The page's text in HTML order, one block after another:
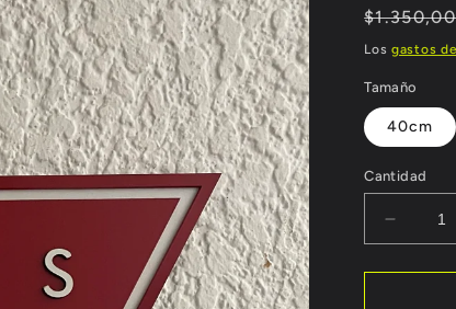
Precio
habitual
Los gastos
Tamaño
40cm
Cantidad
Reducir
para